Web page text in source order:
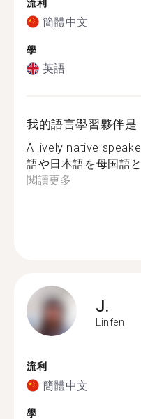
流利
簡體中文
學
英語
我的語言學習夥伴是
A lively native
語や日本語を母国語
閱讀更多
J.
Linfen
流利
簡體中文
學